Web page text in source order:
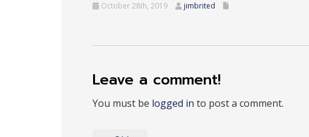
October 28th, 2019 jimbrited
Leave a comment!
You must be logged in to post a comment.